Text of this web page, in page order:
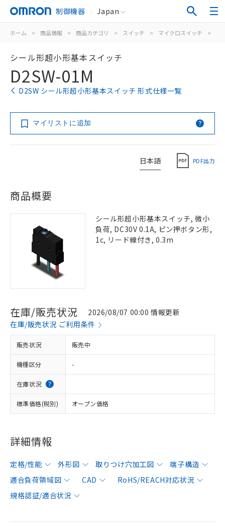
制御機器 Japan
ホーム > 商品情報 > 商品カテゴリ > スイッチ > マイクロスイッチ >
シール形超小形基本スイッチ
D2SW-01M
D2SW シール形超小形基本スイッチ 形式仕様一覧
マイリストに追加
日本語 PDF出力
商品概要
シール形超小形基本スイッチ, 微小
負荷, DC30V 0.1A, ピン押ボタン形,
1c, リード線付き, 0.3m
在庫/販売状況
2026/08/07 00:00 情報更新
在庫/販売状況 ご利用条件
販売状況 販売中
機種区分 -
在庫状況
標準価格(税別) オープン価格
詳細情報
定格/性能 外形図 取りつけ穴加工図
端子構造
適合負荷領域図
CAD
RoHS/REACH対応状況
規格認証/適合状況